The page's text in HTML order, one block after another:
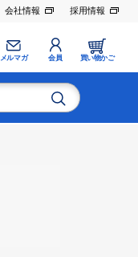
会社情報 採用情報
メルマガ 会員 買い物かご